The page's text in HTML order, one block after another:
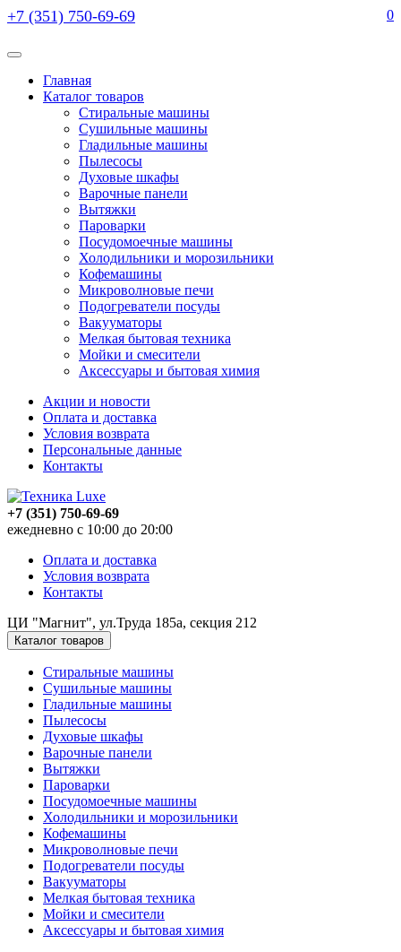
+7 (351) 750-69-69 0
Главная
Каталог товаров
Стиральные машины
Сушильные машины
Гладильные машины
Пылесосы
Духовые шкафы
Варочные панели
Вытяжки
Пароварки
Посудомоечные машины
Холодильники и морозильники
Кофемашины
Микроволновые печи
Подогреватели посуды
Вакууматоры
Мелкая бытовая техника
Мойки и смесители
Аксессуары и бытовая химия
Акции и новости
Оплата и доставка
Условия возврата
Персональные данные
Контакты
+7 (351) 750-69-69
ежедневно с 10:00 до 20:00
Оплата и доставка
Условия возврата
Контакты
ЦИ "Магнит", ул.Труда 185а, секция 212
Каталог товаров
Стиральные машины
Сушильные машины
Гладильные машины
Пылесосы
Духовые шкафы
Варочные панели
Вытяжки
Пароварки
Посудомоечные машины
Холодильники и морозильники
Кофемашины
Микроволновые печи
Подогреватели посуды
Вакууматоры
Мелкая бытовая техника
Мойки и смесители
Аксессуары и бытовая химия